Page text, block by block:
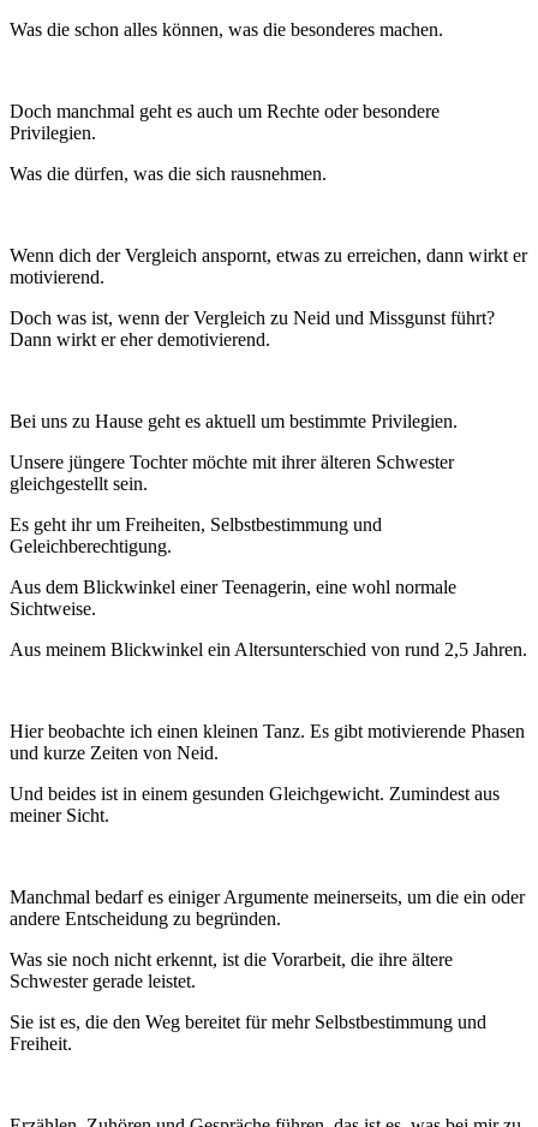
Was die schon alles können, was die besonderes machen.
Doch manchmal geht es auch um Rechte oder besondere
Privilegien.
Was die dürfen, was die sich rausnehmen.
Wenn dich der Vergleich anspornt, etwas zu erreichen, dann wirkt er
motivierend.
Doch was ist, wenn der Vergleich zu Neid und Missgunst führt?
Dann wirkt er eher demotivierend.
Bei uns zu Hause geht es aktuell um bestimmte Privilegien.
Unsere jüngere Tochter möchte mit ihrer älteren Schwester
gleichgestellt sein.
Es geht ihr um Freiheiten, Selbstbestimmung und
Geleichberechtigung.
Aus dem Blickwinkel einer Teenagerin, eine wohl normale
Sichtweise.
Aus meinem Blickwinkel ein Altersunterschied von rund 2,5 Jahren.
Hier beobachte ich einen kleinen Tanz. Es gibt motivierende Phasen
und kurze Zeiten von Neid.
Und beides ist in einem gesunden Gleichgewicht. Zumindest aus
meiner Sicht.
Manchmal bedarf es einiger Argumente meinerseits, um die ein oder
andere Entscheidung zu begründen.
Was sie noch nicht erkennt, ist die Vorarbeit, die ihre ältere
Schwester gerade leistet.
Sie ist es, die den Weg bereitet für mehr Selbstbestimmung und
Freiheit.